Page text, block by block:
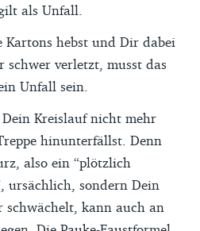
als Unfall.
Kartons hebst und Dir dabei
schwer verletzt, musst das
Unfall sein.
Kreislauf nicht mehr
hinunterfällst. Denn
also ein “plötzlich
ursächlich, sondern Dein
schwächelt, kann auch an